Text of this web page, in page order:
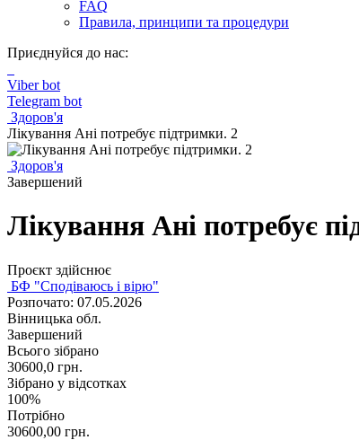
FAQ
Правила, принципи та процедури
Приєднуйся до нас:
Viber bot
Telegram bot
Здоров'я
Лікування Ані потребує підтримки. 2
Здоров'я
Завершений
Лікування Ані потребує
Проєкт здійснює
БФ "Сподіваюсь і вірю"
Розпочато: 07.05.2026
Вінницька обл.
Завершений
Всього зібрано
30600,0 грн.
Зібрано у відсотках
100%
Потрібно
30600,00 грн.